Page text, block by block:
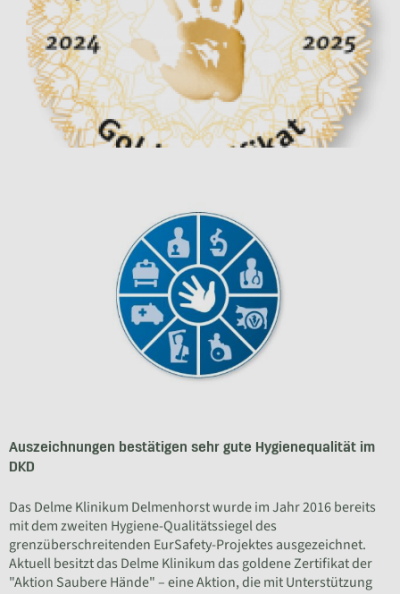
Auszeichnungen bestätigen sehr gute Hygienequalität im
DKD
Das Delme Klinikum Delmenhorst wurde im Jahr 2016 bereits
mit dem zweiten Hygiene-Qualitätssiegel des
grenzüberschreitenden EurSafety-Projektes ausgezeichnet.
Aktuell besitzt das Delme Klinikum das goldene Zertifikat der
"Aktion Saubere Hände" – eine Aktion, die mit Unterstützung